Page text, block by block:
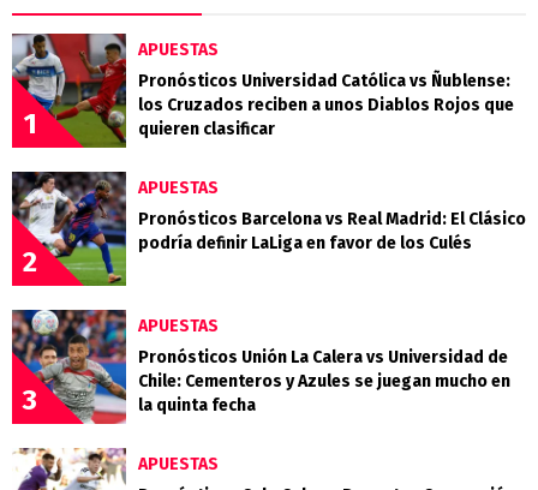
1
APUESTAS
Pronósticos Universidad Católica vs Ñublense:
los Cruzados reciben a unos Diablos Rojos que
quieren clasificar
2
APUESTAS
Pronósticos Barcelona vs Real Madrid: El Clásico
podría definir LaLiga en favor de los Culés
3
APUESTAS
Pronósticos Unión La Calera vs Universidad de
Chile: Cementeros y Azules se juegan mucho en
la quinta fecha
APUESTAS